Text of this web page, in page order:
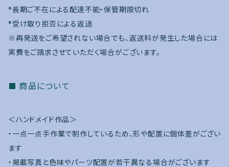
*長期ご不在による配達不能・保管期限切れ
*受け取り拒否による返送
※再発送をご希望されない場合でも、返送料が発生した場合には
実費をご請求させていただく場合がございます。
商品について
＜ハンドメイド作品＞
・一点一点手作業で制作しているため、形や配置に個体差がござい
ます
・掲載写真と色味やパーツ配置が若干異なる場合がございます